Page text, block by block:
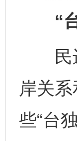
“台
民进
岸关
些“台